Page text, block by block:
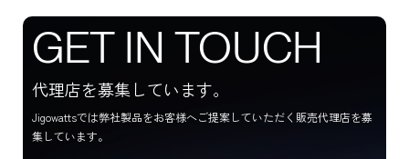
GET IN TOUCH
代理店を募集しています。
Jigowattsでは弊社製品をお客様へご提案していただく販売代理店を募
集しています。